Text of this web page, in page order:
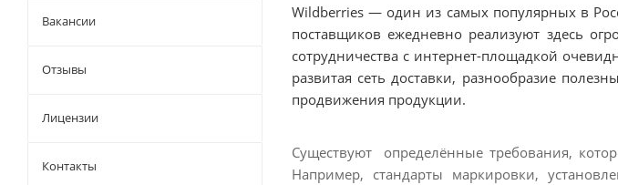
Wildberries — один из самых популярных в
поставщиков ежедневно реализуют здесь
сотрудничества с интернет-площадкой
развитая сеть доставки, разнообразие
продвижения продукции.
Существуют определённые требования,
Например, стандарты маркировки,
Вакансии
Отзывы
Лицензии
Контакты